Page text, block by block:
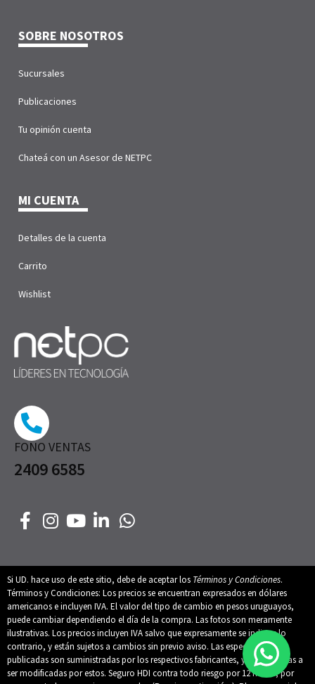
FONO VENTAS
2409 6585
SOBRE NOSOTROS
Sucursales
Publicaciones
Tu opinión cuenta
Chateá con un Asesor de NETPC
MI CUENTA
Detalles de la cuenta
Carrito
Wishlist
Si UD. hace uso de este sitio, debe de aceptar los Términos y Condiciones.
Términos y Condiciones: Los precios se encuentran expresados en dólares
americanos e incluyen IVA. El valor del tipo de cambio en pesos uruguayos,
puede cambiar dependiendo el día de la compra. Las fotos son meramente
ilustrativas. Los precios incluyen IVA salvo que expresamente se indique lo
contrario, y están sujetos a cambios sin previo aviso. Las especificaciones
publicadas son suministradas por los respectivos fabricantes, y están sujetas a
ser modificadas por estos. Seguro HDI contra todo riesgo por 12 meses, por